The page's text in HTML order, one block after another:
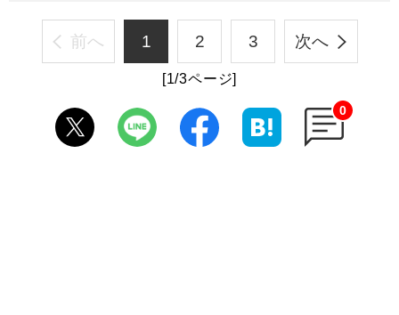
前へ 1 2 3 次へ
[1/3ページ]
0